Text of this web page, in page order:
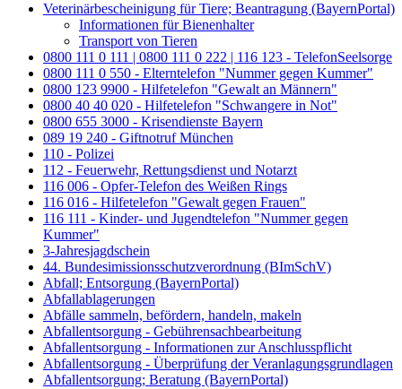
Veterinärbescheinigung für Tiere; Beantragung (BayernPortal)
Informationen für Bienenhalter
Transport von Tieren
0800 111 0 111 | 0800 111 0 222 | 116 123 - TelefonSeelsorge
0800 111 0 550 - Elterntelefon "Nummer gegen Kummer"
0800 123 9900 - Hilfetelefon "Gewalt an Männern"
0800 40 40 020 - Hilfetelefon "Schwangere in Not"
0800 655 3000 - Krisendienste Bayern
089 19 240 - Giftnotruf München
110 - Polizei
112 - Feuerwehr, Rettungsdienst und Notarzt
116 006 - Opfer-Telefon des Weißen Rings
116 016 - Hilfetelefon "Gewalt gegen Frauen"
116 111 - Kinder- und Jugendtelefon "Nummer gegen
Kummer"
3-Jahresjagdschein
44. Bundesimissionsschutzverordnung (BImSchV)
Abfall; Entsorgung (BayernPortal)
Abfallablagerungen
Abfälle sammeln, befördern, handeln, makeln
Abfallentsorgung - Gebührensachbearbeitung
Abfallentsorgung - Informationen zur Anschlusspflicht
Abfallentsorgung - Überprüfung der Veranlagungsgrundlagen
Abfallentsorgung; Beratung (BayernPortal)